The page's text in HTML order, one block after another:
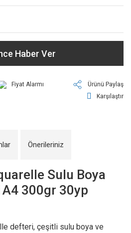
Haber Ver
Fiyat Alarmı
Ürünü Paylaş
Karşılaştır
Önerileriniz
Sulu Boya
300gr 30yp
defteri, çeşitli sulu boya ve